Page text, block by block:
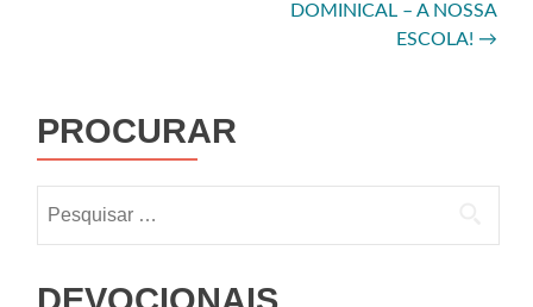
DOMINICAL – A NOSSA
ESCOLA! →
PROCURAR